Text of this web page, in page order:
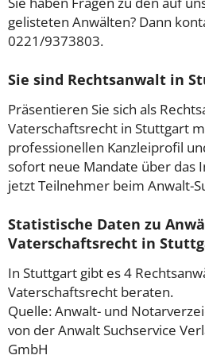
gelisteten Anwälten? Dann
0221/9373803.
Sie sind Rechtsanwalt in
Präsentieren Sie sich als
Vaterschaftsrecht in Stuttgart
professionellen Kanzleiprofil
sofort neue Mandate über das
jetzt Teilnehmer beim Anwalt-
Statistische Daten zu
Vaterschaftsrecht in
In Stuttgart gibt es 4
Vaterschaftsrecht beraten.
Quelle: Anwalt- und
von der Anwalt Suchservice
GmbH